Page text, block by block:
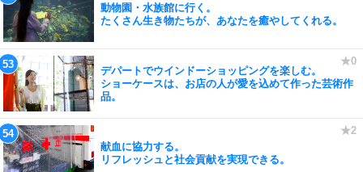
動物園・水族館に行く。
たくさん生き物たちが、あなたを癒やしてくれる。
デパートでウインドーショッピングを楽しむ。
ショーケースは、お店の人が愛を込めて作った芸術作
品。
献血に協力する。
リフレッシュと社会貢献を実現できる。